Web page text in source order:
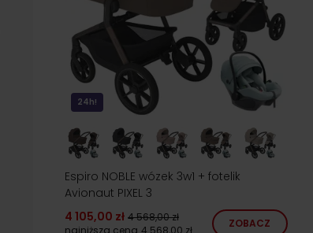
24h!
Espiro NOBLE wózek 3w1 + fotelik
Avionaut PIXEL 3
4 105,00 zł 4 568,00 zł
najniższa cena 4 568,00 zł
ZOBACZ